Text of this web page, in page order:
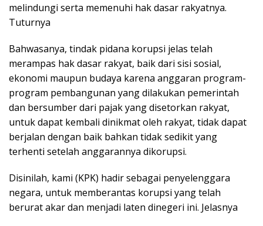
melindungi serta memenuhi hak dasar rakyatnya.
Tuturnya
Bahwasanya, tindak pidana korupsi jelas telah
merampas hak dasar rakyat, baik dari sisi sosial,
ekonomi maupun budaya karena anggaran program-
program pembangunan yang dilakukan pemerintah
dan bersumber dari pajak yang disetorkan rakyat,
untuk dapat kembali dinikmat oleh rakyat, tidak dapat
berjalan dengan baik bahkan tidak sedikit yang
terhenti setelah anggarannya dikorupsi.
Disinilah, kami (KPK) hadir sebagai penyelenggara
negara, untuk memberantas korupsi yang telah
berurat akar dan menjadi laten dinegeri ini. Jelasnya